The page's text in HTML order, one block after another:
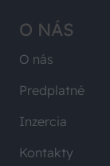
O NÁS
O nás
Predplatné
Inzercia
Kontakty